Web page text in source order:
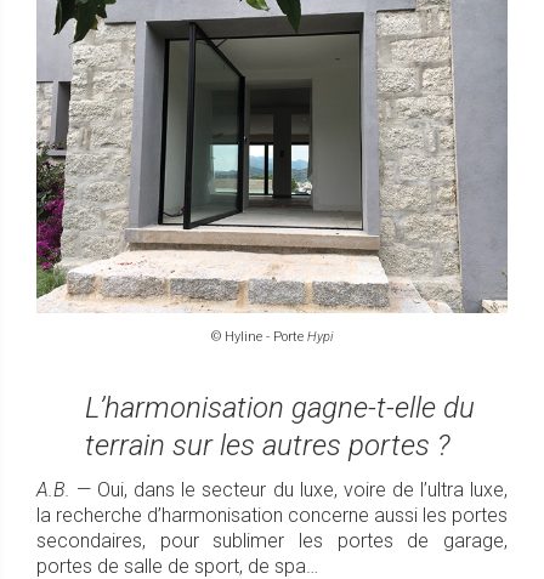
© Hyline - Porte Hypi
L’harmonisation gagne-t-elle du
terrain sur les autres portes ?
A.B. — Oui, dans le secteur du luxe, voire de l’ultra luxe,
la recherche d’harmonisation concerne aussi les portes
secondaires, pour sublimer les portes de garage,
portes de salle de sport, de spa…